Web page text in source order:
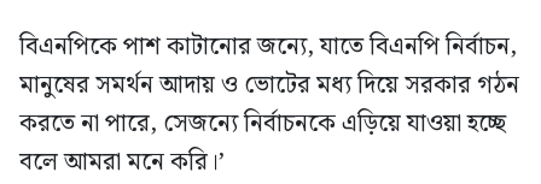
বিএনপিকে পাশ কাটানোর জন্যে, যাতে বিএনপি নির্বাচন,
মানুষের সমর্থন আদায় ও ভোটের মধ্য দিয়ে সরকার গঠন
করতে না পারে, সেজন্যে নির্বাচনকে এড়িয়ে যাওয়া হচ্ছে
বলে আমরা মনে করি।’